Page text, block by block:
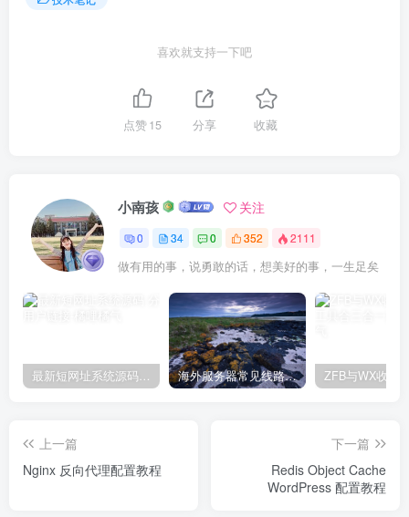
喜欢就支持一下吧
点赞15 分享 收藏
小南孩 关注
0 34 0 352 2111
做有用的事，说勇敢的话，想美好的事，一生足矣
最新短网址系统源码 分用户链接 海外服务器常见线路对比
上一篇
Nginx 反向代理配置教程
下一篇
Redis Object Cache
WordPress 配置教程